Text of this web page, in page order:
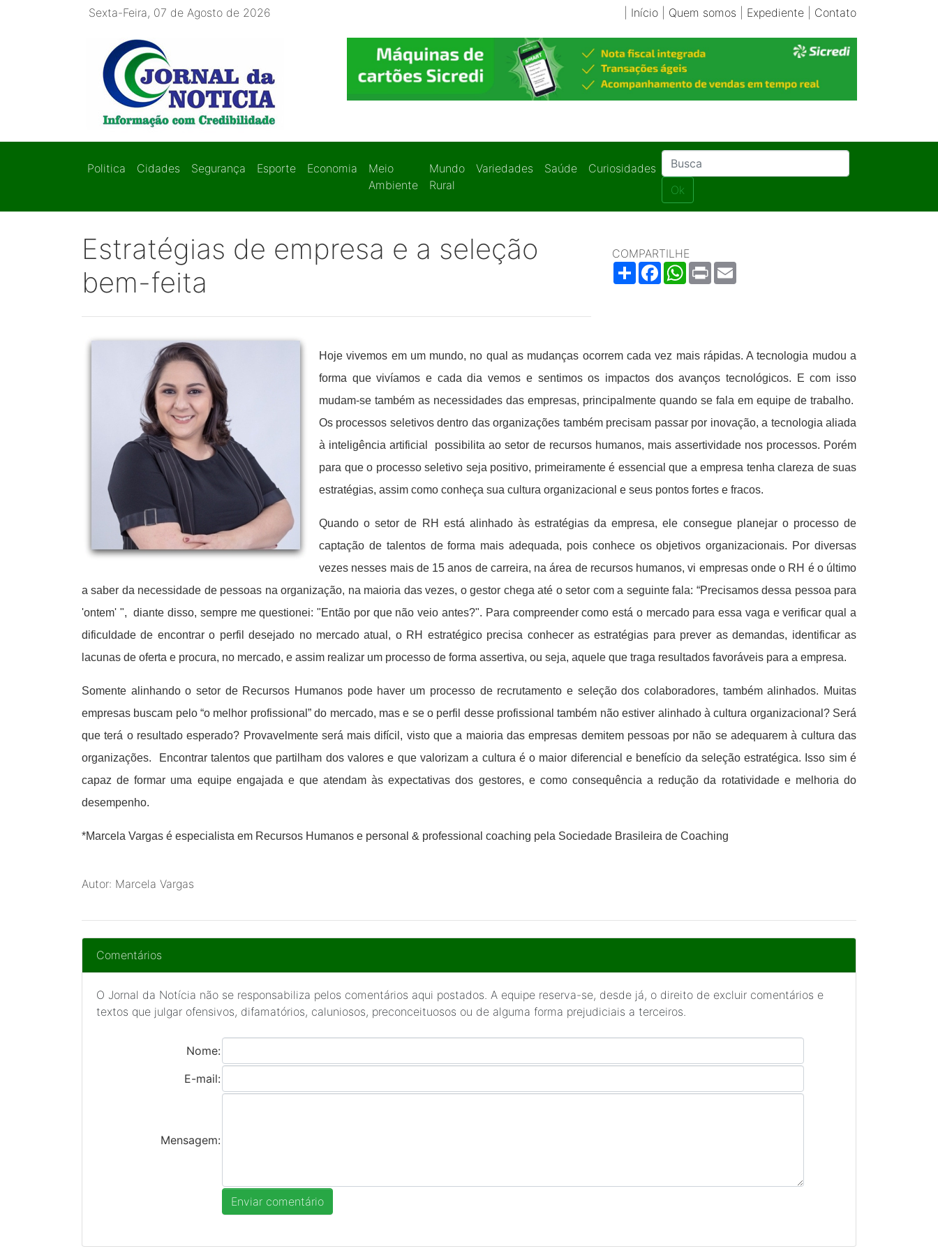
Sexta-Feira, 07 de Agosto de 2026 Início| Quem somos Expediente| Contato
Politica Cidades Segurança Esporte Economia
Meio
Ambiente
Mundo
Rural
Variedades Saúde
Curiosidades
Ok
Estratégias de empresa e a seleção
bem-feita
COMPARTILHE
ShareFacebookWhatsApp
Print
Hoje vivemos em um mundo, no qual as mudanças ocorrem cada vez mais rápidas. A tecnologia mudou a
forma que vivíamos e cada dia vemos e sentimos os impactos dos avanços tecnológicos. E com isso
mudam-se também as necessidades das empresas, principalmente quando se fala em equipe de trabalho.
Os processos seletivos dentro das organizações também precisam passar por inovação, a tecnologia aliada
à inteligência artificial
possibilita ao setor de recursos humanos, mais assertividade nos processos. Porém
para que o processo seletivo seja positivo, primeiramente é essencial que a empresa tenha clareza de suas
estratégias, assim como conheça sua cultura organizacional e seus pontos fortes e fracos.
Quando o setor de RH está alinhado às estratégias da empresa, ele consegue planejar o processo de
captação de talentos de forma mais adequada, pois conhece os objetivos organizacionais. Por diversas
vezes nesses mais de 15 anos de carreira, na área de recursos humanos, vi empresas onde o RH é o último
a saber da necessidade de pessoas na organização, na maioria das vezes, o gestor chega até o setor com a seguinte fala: “Precisamos dessa pessoa para
'ontem' ",
diante disso, sempre me questionei: "Então por que não veio antes?". Para compreender como está o mercado para essa vaga e verificar qual a
dificuldade de encontrar o perfil desejado no mercado atual, o RH estratégico precisa conhecer as estratégias para prever as demandas, identificar as
lacunas de oferta e procura, no mercado, e assim realizar um processo de forma assertiva, ou seja, aquele que traga resultados favoráveis para a empresa.
Somente alinhando o setor de Recursos Humanos pode haver um processo de recrutamento e seleção dos colaboradores, também alinhados. Muitas
empresas buscam pelo “o melhor profissional” do mercado, mas e se o perfil desse profissional também não estiver alinhado à cultura organizacional? Será
que terá o resultado esperado? Provavelmente será mais difícil, visto que a maioria das empresas demitem pessoas por não se adequarem à cultura das
organizações.
Encontrar talentos que partilham dos valores e que valorizam a cultura é o maior diferencial e benefício da seleção estratégica. Isso sim é
capaz de formar uma equipe engajada e que atendam às expectativas dos gestores, e como consequência a redução da rotatividade e melhoria do
desempenho.
*Marcela Vargas é especialista em Recursos Humanos e personal & professional coaching pela Sociedade Brasileira de Coaching
Autor: Marcela Vargas
Comentários
O Jornal da Notícia não se responsabiliza pelos comentários aqui postados. A equipe reserva-se, desde já, o direito de excluir comentários e
textos que julgar ofensivos, difamatórios, caluniosos, preconceituosos ou de alguma forma prejudiciais a terceiros.
Nome:
E-mail:
Mensagem: